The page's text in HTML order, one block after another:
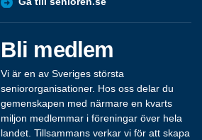
Bli medlem
Vi är en av Sveriges största
seniororganisationer. Hos oss delar du
gemenskapen med närmare en kvarts
miljon medlemmar i föreningar över hela
landet. Tillsammans verkar vi för att skapa